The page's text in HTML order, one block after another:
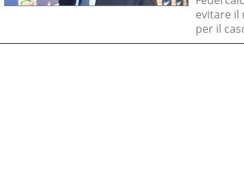
evitare il
per il